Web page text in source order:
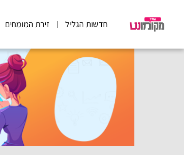
חדשות הגליל זירת המומחים